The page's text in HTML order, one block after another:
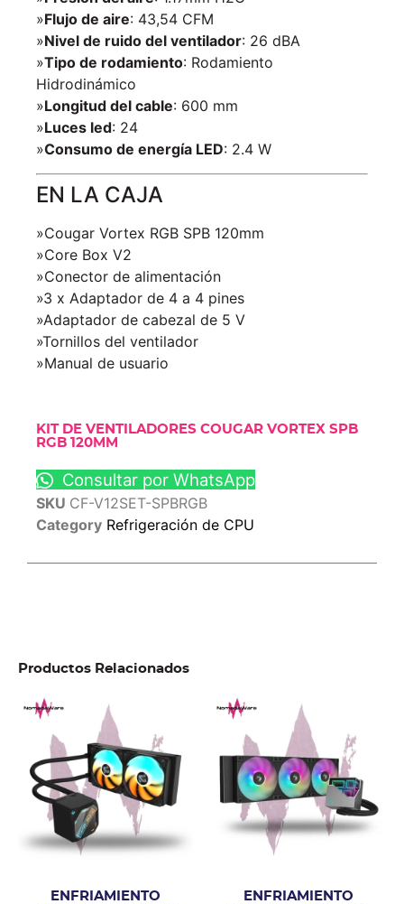
»Flujo de aire: 43,54 CFM
»Nivel de ruido del ventilador: 26 dBA
»Tipo de rodamiento: Rodamiento
Hidrodinámico
»Longitud del cable: 600 mm
»Luces led: 24
»Consumo de energía LED: 2.4 W
EN LA CAJA
»Cougar Vortex RGB SPB 120mm
»Core Box V2
»Conector de alimentación
»3 x Adaptador de 4 a 4 pines
»Adaptador de cabezal de 5 V
»Tornillos del ventilador
»Manual de usuario
KIT DE VENTILADORES COUGAR VORTEX SPB
RGB 120MM
Consultar por WhatsApp
SKU CF-V12SET-SPBRGB
Category Refrigeración de CPU
Productos Relacionados
ENFRIAMIENTO
ENFRIAMIENTO